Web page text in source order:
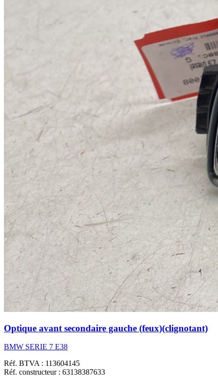
Optique avant secondaire gauche (feux)(clignotant)
BMW SERIE 7 E38
Réf. BTVA : 113604145
Réf. constructeur : 63138387633